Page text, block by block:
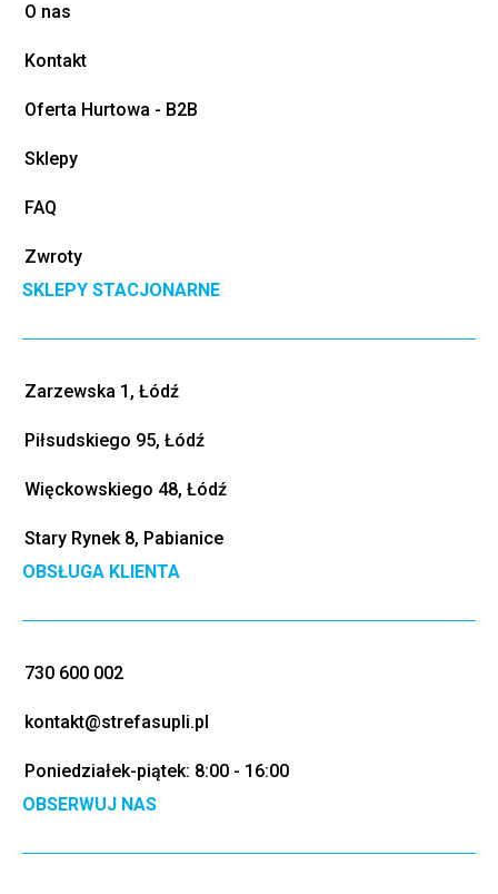
O nas
Kontakt
Oferta Hurtowa - B2B
Sklepy
FAQ
Zwroty
SKLEPY STACJONARNE
Zarzewska 1, Łódź
Piłsudskiego 95, Łódź
Więckowskiego 48, Łódź
Stary Rynek 8, Pabianice
OBSŁUGA KLIENTA
730 600 002
kontakt@strefasupli.pl
Poniedziałek-piątek: 8:00 - 16:00
OBSERWUJ NAS